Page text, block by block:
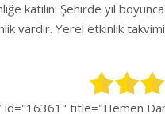
katılın: Şehirde yıl
vardır. Yerel etkinlik
title="Hemen